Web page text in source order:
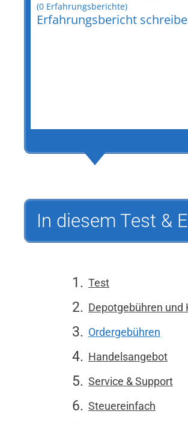
(0 Erfahrungsberichte)
Erfahrungsbericht
In diesem Test &
Test
Depotgebühren
Ordergebühren
Handelsangebot
Service & Support
Steuereinfach